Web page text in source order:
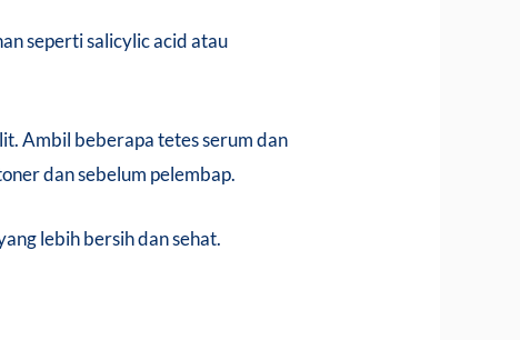
seperti salicylic acid atau
Ambil beberapa tetes serum dan
dan sebelum pelembap.
lebih bersih dan sehat.